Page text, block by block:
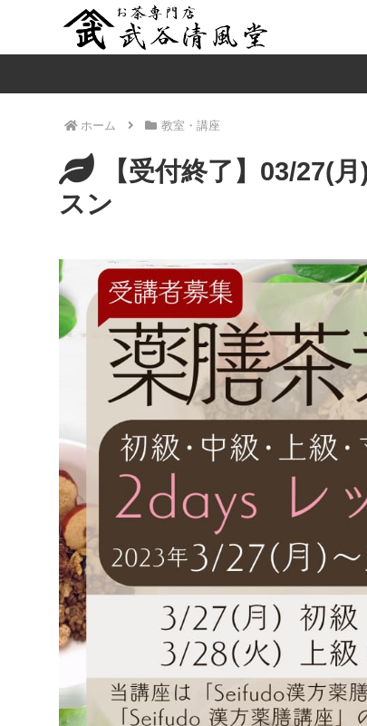
ホーム 教室・講座
【受付終了】03/27(
スン